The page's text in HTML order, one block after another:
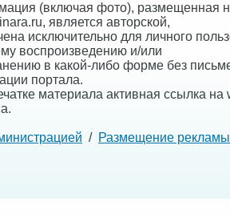
(включая фото), размещенная
является авторской,
исключительно для личного
воспроизведению и/или
в какой-либо форме без
портала.
материала активная ссылка на
/ Размещение рекламы